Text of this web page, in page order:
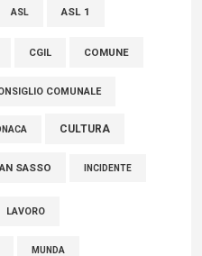
ASL ASL 1
CGIL COMUNE
COMUNALE
CULTURA
SASSO INCIDENTE
LAVORO
MUNDA